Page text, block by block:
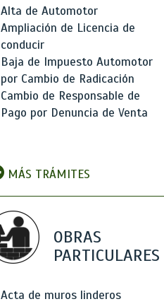
Alta de Automotor
Ampliación de Licencia de
conducir
Baja de Impuesto Automotor
por Cambio de Radicación
Cambio de Responsable de
Pago por Denuncia de Venta
MÁS TRÁMITES
OBRAS
PARTICULARES
Acta de muros linderos